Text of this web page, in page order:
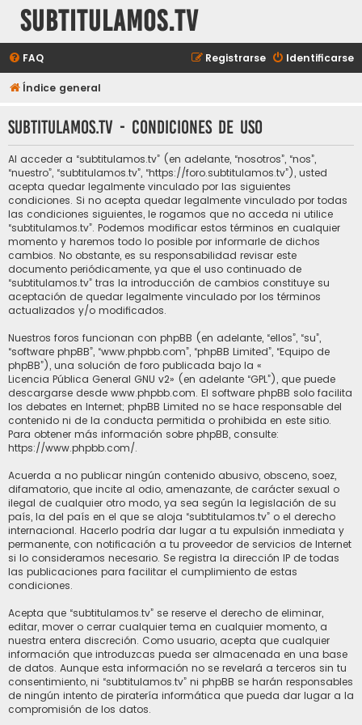
subtitulamos.tv
FAQ Identificarse
Registrarse
Índice general
subtitulamos.tv - Condiciones de uso
Al acceder a “subtitulamos.tv” (en adelante, “nosotros”, “nos”,
“nuestro”, “subtitulamos.tv”, “https://foro.subtitulamos.tv”), usted
acepta quedar legalmente vinculado por las siguientes
condiciones. Si no acepta quedar legalmente vinculado por todas
las condiciones siguientes, le rogamos que no acceda ni utilice
“subtitulamos.tv”. Podemos modificar estos términos en cualquier
momento y haremos todo lo posible por informarle de dichos
cambios. No obstante, es su responsabilidad revisar este
documento periódicamente, ya que el uso continuado de
“subtitulamos.tv” tras la introducción de cambios constituye su
aceptación de quedar legalmente vinculado por los términos
actualizados y/o modificados.
Nuestros foros funcionan con phpBB (en adelante, “ellos”, “su”,
“software phpBB”, “www.phpbb.com”, “phpBB Limited”, “Equipo de
phpBB”), una solución de foro publicada bajo la «
Licencia Pública General GNU v2» (en adelante “GPL”), que puede
descargarse desde www.phpbb.com. El software phpBB solo facilita
los debates en Internet; phpBB Limited no se hace responsable del
contenido ni de la conducta permitida o prohibida en este sitio.
Para obtener más información sobre phpBB, consulte:
https://www.phpbb.com/.
Acuerda a no publicar ningún contenido abusivo, obsceno, soez,
difamatorio, que incite al odio, amenazante, de carácter sexual o
ilegal de cualquier otro modo, ya sea según la legislación de su
país, la del país en el que se aloja “subtitulamos.tv” o el derecho
internacional. Hacerlo podría dar lugar a tu expulsión inmediata y
permanente, con notificación a tu proveedor de servicios de Internet
si lo consideramos necesario. Se registra la dirección IP de todas
las publicaciones para facilitar el cumplimiento de estas
condiciones.
Acepta que “subtitulamos.tv” se reserve el derecho de eliminar,
editar, mover o cerrar cualquier tema en cualquier momento, a
nuestra entera discreción. Como usuario, acepta que cualquier
información que introduzcas pueda ser almacenada en una base
de datos. Aunque esta información no se revelará a terceros sin tu
consentimiento, ni “subtitulamos.tv” ni phpBB se harán responsables
de ningún intento de piratería informática que pueda dar lugar a la
compromisión de los datos.